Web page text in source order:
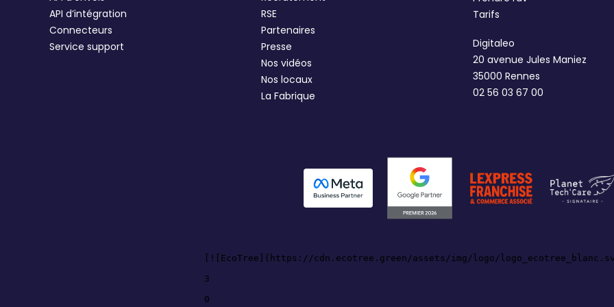
API d’intégration
Connecteurs
Service support
RSE
Partenaires
Presse
Nos vidéos
Nos locaux
La Fabrique
Tarifs
Digitaleo
20 avenue Jules Maniez
35000 Rennes
02 56 03 67 00